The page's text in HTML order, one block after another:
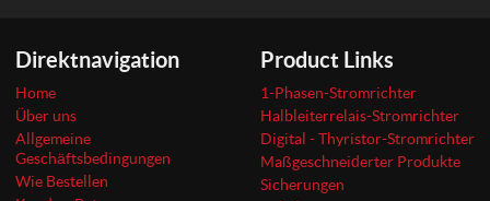
Direktnavigation
Home
Über uns
Allgemeine
Geschäftsbedingungen
Wie Bestellen
Product Links
1-Phasen-Stromrichter
Halbleiterrelais-Stromrichter
Digital - Thyristor-Stromrichter
Maßgeschneiderter Produkte
Sicherungen